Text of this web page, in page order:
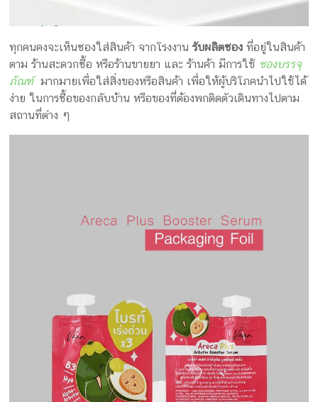
ฟอยล์
รับ
ผลิต
กล่อง
รับ
ผลิต
ทุกคนคงจะเห็นซองใส่สินค้า จากโรงงานรับผลิตซอง ที่อยู่ในสินค้า
ตาม ร้านสะดวกซื้อ หรือร้านขายยา และ ร้านค้า มีการใช้ ซองบรรจุ
ภัณฑ์มากมายเพื่อใส่สิ่งของหรือสินค้า เพื่อให้ผู้บริโภคนำไปใช้ได้
ง่าย ในการซื้อของกลับบ้าน หรือของที่ต้องพกติดตัวเดินทางไปตาม
สถานที่ต่าง ๆ